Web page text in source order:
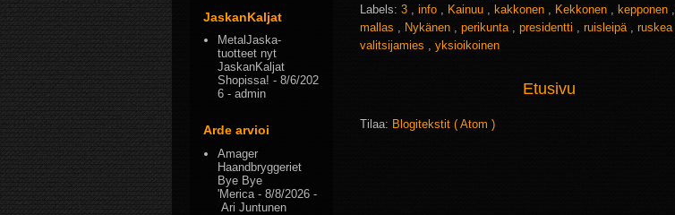
Labels: 3 , info , Kainuu , kakkonen , Kekkonen , kepponen ,
mallas , Nykänen , perikunta , presidentti , ruisleipä , ruskea
valitsijamies , yksioikoinen
Etusivu
Tilaa: Blogitekstit ( Atom )
JaskanKaljat
MetalJaska-
tuotteet nyt
JaskanKaljat
Shopissa! - 8/6/202
6 - admin
Arde arvioi
Amager
Haandbryggeriet
Bye Bye
'Merica - 8/8/2026 -
Ari Juntunen